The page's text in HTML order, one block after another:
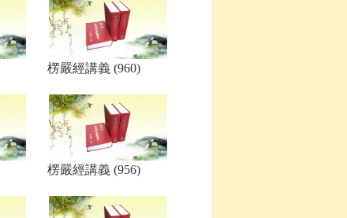
楞嚴經講義 (960)
楞嚴經講義 (956)